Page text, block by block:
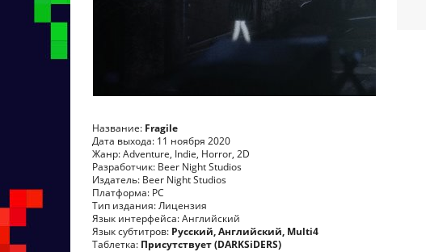
Название: Fragile
Дата выхода: 11 ноября 2020
Жанр: Adventure, Indie, Horror, 2D
Разработчик: Beer Night Studios
Издатель: Beer Night Studios
Платформа: PC
Тип издания: Лицензия
Язык интерфейса: Английский
Язык субтитров: Русский, Английский, Multi4
Таблетка: Присутствует (DARKSiDERS)